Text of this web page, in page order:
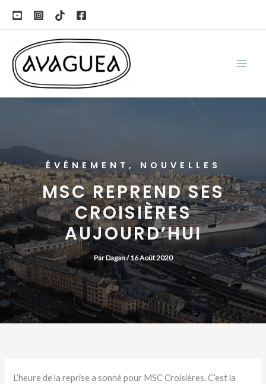
ÉVÉNEMENT , NOUVELLES
MSC REPREND SES
CROISIÈRES
AUJOURD’HUI
ParDagan/16 Août 2020
L’heure de la reprise a sonné pour MSC Croisières. C’est la